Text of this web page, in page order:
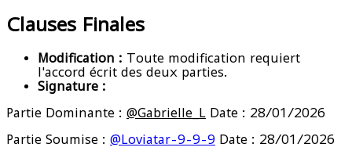
Clauses Finales
Modification : Toute modification requiert
l'accord écrit des deux parties.
Signature :
Partie Dominante : @Gabrielle_L Date : 28/01/2026
Partie Soumise : @Loviatar-9-9-9 Date : 28/01/2026